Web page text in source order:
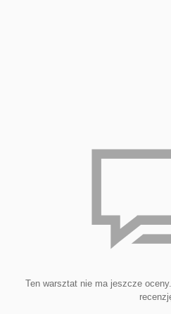
Ten warsztat nie ma jeszcze